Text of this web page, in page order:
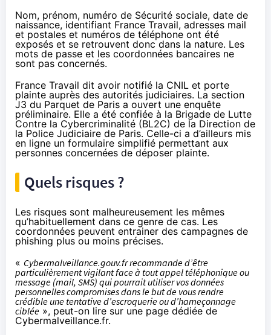
Nom, prénom, numéro de Sécurité sociale, date de
naissance, identifiant France Travail, adresses mail
et postales et numéros de téléphone ont été
exposés et se retrouvent donc dans la nature. Les
mots de passe et les coordonnées bancaires ne
sont pas concernés.
France Travail dit avoir notifié la CNIL et porte
plainte auprès des autorités judiciaires. La section
J3 du Parquet de Paris a ouvert une enquête
préliminaire. Elle a été confiée à la Brigade de Lutte
Contre la Cybercriminalité (BL2C) de la Direction de
la Police Judiciaire de Paris. Celle-ci a d’ailleurs mis
en ligne un formulaire simplifié permettant aux
personnes concernées de déposer plainte.
Quels risques ?
Les risques sont malheureusement les mêmes
qu’habituellement dans ce genre de cas. Les
coordonnées peuvent entrainer des campagnes de
phishing plus ou moins précises.
« Cybermalveillance.gouv.fr recommande d’être
particulièrement vigilant face à tout appel téléphonique ou
message (mail, SMS) qui pourrait utiliser vos données
personnelles compromises dans le but de vous rendre
crédible une tentative d’escroquerie ou d’hameçonnage
ciblée », peut-on lire sur une page dédiée de
Cybermalveillance.fr.